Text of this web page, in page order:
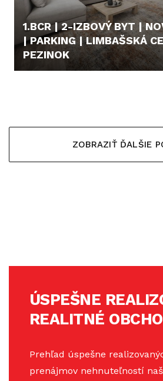
1.BCR | 2-IZBOVÝ BYT |
| PARKING | LIMBAŠSKÁ
PEZINOK
ZOBRAZIŤ ĎALŠIE
ÚSPEŠNE
REALITNÉ
Prehľad úspešne
prenájmov nehnuteľností